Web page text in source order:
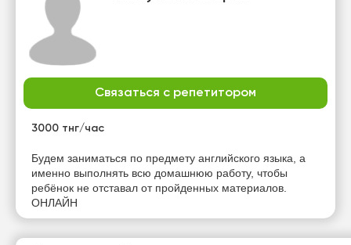
Связаться с репетитором
3000 тнг/час
Будем заниматься по предмету английского языка, а
именно выполнять всю домашнюю работу, чтобы
ребёнок не отставал от пройденных материалов.
ОНЛАЙН
сб
вс
Нет
свободных
часов
Нет
свободных
часов
Нет
свободных
часов
Нет
свободных
часов